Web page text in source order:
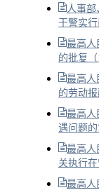
人事
干警实行
最高人
的批复（
最高人
的劳动报
最高人
遇问题的
最高人
关执行
最高人